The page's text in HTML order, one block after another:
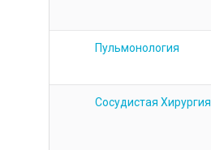
Пульмонология
Сосудистая Хирургия